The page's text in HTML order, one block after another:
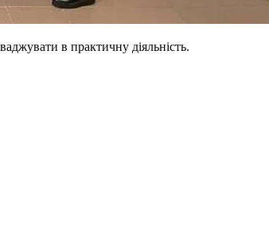
в практичну діяльність.